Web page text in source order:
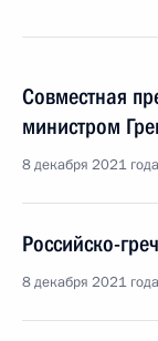
Совместная
министром
8 декабря 2021
Российско-
8 декабря 2021